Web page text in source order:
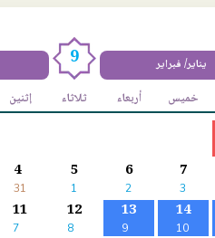
9 يناير/ فبراير
إثنين ثلاثاء أربعاء خميس
4
31
5
1
6
2
7
3
11
7
12
8
13
9
14
10